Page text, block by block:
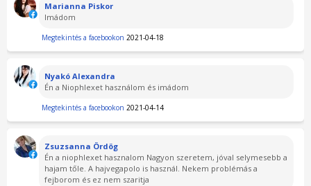
Marianna Piskor
Imádom
Megtekintés a facebookon 2021-04-18
Nyakó Alexandra
Én a Niophlexet használom és imádom
Megtekintés a facebookon 2021-04-14
Zsuzsanna Ördög
Én a niophlexet hasznalom Nagyon szeretem, jóval selymesebb a
hajam tőle. A hajvegapolo is használ. Nekem problémás a
fejborom és ez nem szaritja